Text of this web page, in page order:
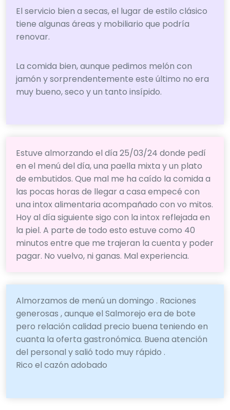
El servicio bien a secas, el lugar de estilo clásico
tiene algunas áreas y mobiliario que podría
renovar.
La comida bien, aunque pedimos melón con
jamón y sorprendentemente este último no era
muy bueno, seco y un tanto insípido.
Estuve almorzando el día 25/03/24 donde pedí
en el menú del día, una paella mixta y un plato
de embutidos. Que mal me ha caído la comida a
las pocas horas de llegar a casa empecé con
una intox alimentaria acompañado con vo mitos.
Hoy al día siguiente sigo con la intox reflejada en
la piel. A parte de todo esto estuve como 40
minutos entre que me trajeran la cuenta y poder
pagar. No vuelvo, ni ganas. Mal experiencia.
Almorzamos de menú un domingo . Raciones
generosas , aunque el Salmorejo era de bote
pero relación calidad precio buena teniendo en
cuanta la oferta gastronómica. Buena atención
del personal y salió todo muy rápido .
Rico el cazón adobado